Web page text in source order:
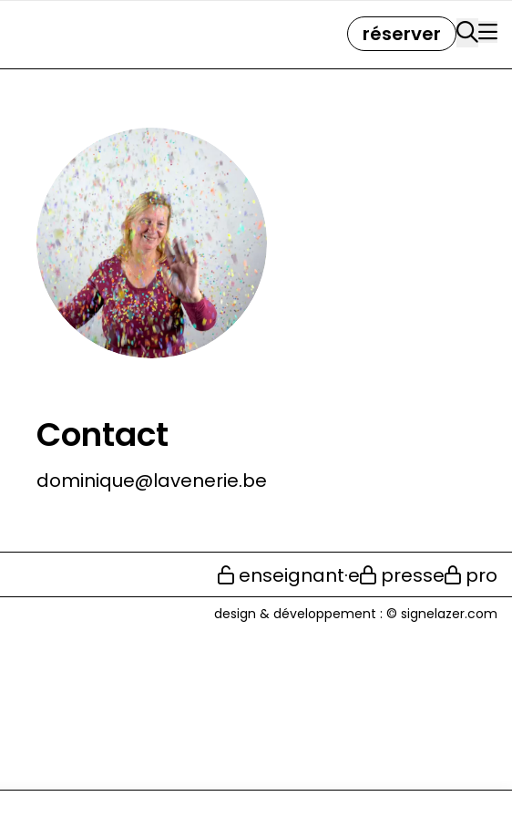
réserver
Contact
dominique@lavenerie.be
enseignant·e presse pro
design & développement : © signelazer.com